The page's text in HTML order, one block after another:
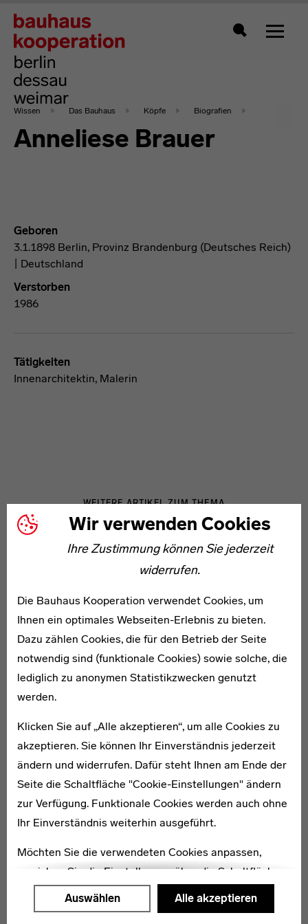
Wir verwenden Cookies
Ihre Zustimmung können Sie jederzeit
widerrufen.
Die Bauhaus Kooperation verwendet Cookies, um
Ihnen ein optimales Webseiten-Erlebnis zu bieten.
Dazu zählen Cookies, die für den Betrieb der Seite
notwendig sind (funktionale Cookies) sowie solche, die
lediglich zu anonymen Statistikzwecken genutzt
werden.
Klicken Sie auf „Alle akzeptieren“, um alle Cookies zu
akzeptieren. Sie können Ihr Einverständnis jederzeit
ändern und widerrufen. Dafür steht Ihnen am Ende der
Seite die Schaltfläche "Cookie-Einstellungen" ändern
zur Verfügung. Funktionale Cookies werden auch ohne
Ihr Einverständnis weiterhin ausgeführt.
Möchten Sie die verwendeten Cookies anpassen,
erreichen Sie die Einstellungen über die Schaltfläche
"Auswählen".
Auswählen Alle akzeptieren
Zeigt
Wissen Das Bauhaus Köpfe Biografien
Anneliese Brauer
Geboren
3.1.1898 Berlin, Provinz Brandenburg (Deutsches Reich)
| Deutschland
Verstorben
1986
Tätigkeiten
Innenarchitektin, Malerin
WEITERE ARTIKEL ZUM THEMA
Frieda Eck
* 1897
Ludwig Mies van der Rohe
Mit Ludwig Mies van der Rohe kam eine überragende
Persönlichkeit der deutschen Avantgarde-Architektur
als Direktor ans Bauhaus. Hier widmete sich der
Architekt erstmals einer Lehrtätigkeit.